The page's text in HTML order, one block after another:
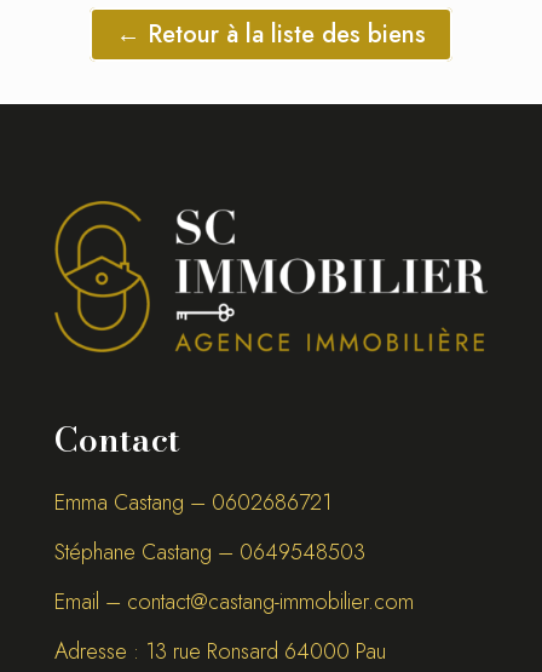
← Retour à la liste des biens
Contact
Emma Castang – 0602686721
Stéphane Castang – 0649548503
Email – contact@castang-immobilier.com
Adresse : 13 rue Ronsard 64000 Pau